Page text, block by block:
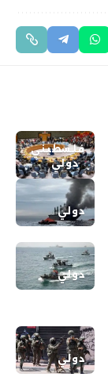
فلسطيني
دولي
دولي
دولي
دولي